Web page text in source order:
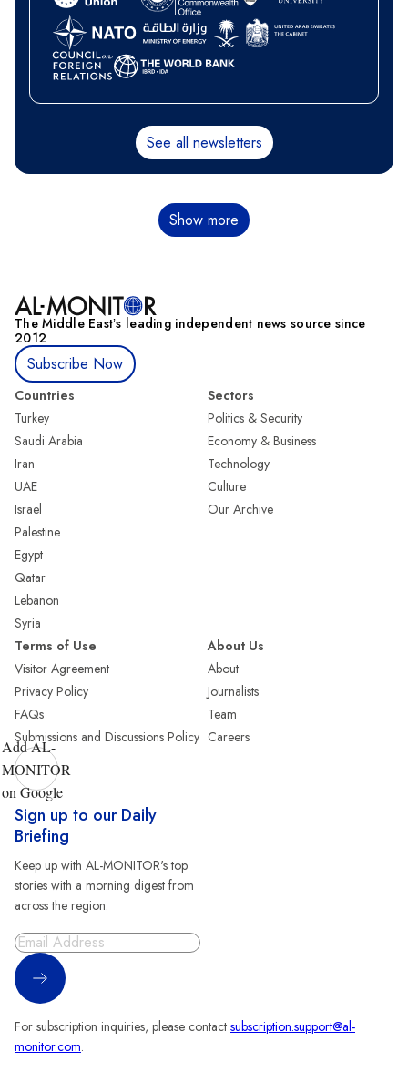
See all newsletters
Show more
The Middle Eastʼs leading independent news source since
2012
Subscribe Now
Countries
Turkey
Saudi Arabia
Iran
UAE
Israel
Palestine
Egypt
Qatar
Lebanon
Syria
Sectors
Politics & Security
Economy & Business
Technology
Culture
Our Archive
Terms of Use
Visitor Agreement
Privacy Policy
FAQs
Submissions and Discussions Policy
About Us
About
Journalists
Team
Careers
Add AL-
MONITOR
on Google
Sign up to our Daily
Briefing
Keep up with AL-MONITOR's top
stories with a morning digest from
across the region.
Sign Up
For subscription inquiries, please contact subscription.support@al-
monitor.com.